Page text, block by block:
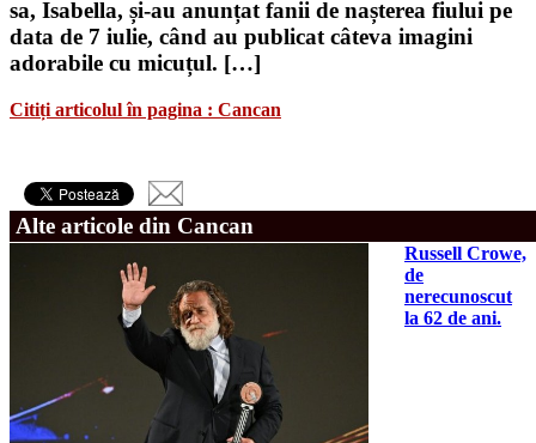
sa, Isabella, și-au anunțat fanii de nașterea fiului pe
data de 7 iulie, când au publicat câteva imagini
adorabile cu micuțul. […]
Citiți articolul în pagina : Cancan
Alte articole din Cancan
Russell Crowe,
de
nerecunoscut
la 62 de ani.